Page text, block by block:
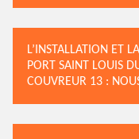
L’INSTALLATION ET
PORT SAINT LOUIS
COUVREUR 13 :